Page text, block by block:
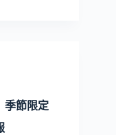
季節限定